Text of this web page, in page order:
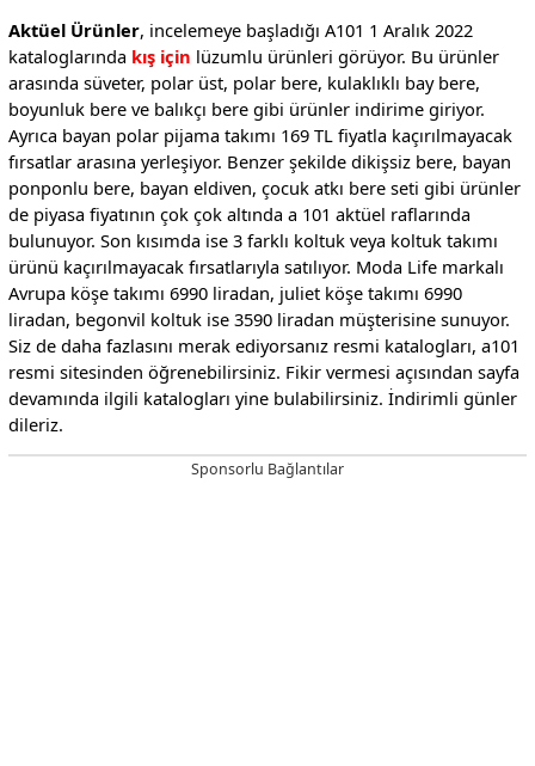
Aktüel Ürünler, incelemeye başladığı A101 1 Aralık 2022
kataloglarında kış için lüzumlu ürünleri görüyor. Bu ürünler
arasında süveter, polar üst, polar bere, kulaklıklı bay bere,
boyunluk bere ve balıkçı bere gibi ürünler indirime giriyor.
Ayrıca bayan polar pijama takımı 169 TL fiyatla kaçırılmayacak
fırsatlar arasına yerleşiyor. Benzer şekilde dikişsiz bere, bayan
ponponlu bere, bayan eldiven, çocuk atkı bere seti gibi ürünler
de piyasa fiyatının çok çok altında a 101 aktüel raflarında
bulunuyor. Son kısımda ise 3 farklı koltuk veya koltuk takımı
ürünü kaçırılmayacak fırsatlarıyla satılıyor. Moda Life markalı
Avrupa köşe takımı 6990 liradan, juliet köşe takımı 6990
liradan, begonvil koltuk ise 3590 liradan müşterisine sunuyor.
Siz de daha fazlasını merak ediyorsanız resmi katalogları, a101
resmi sitesinden öğrenebilirsiniz. Fikir vermesi açısından sayfa
devamında ilgili katalogları yine bulabilirsiniz. İndirimli günler
dileriz.
Sponsorlu Bağlantılar